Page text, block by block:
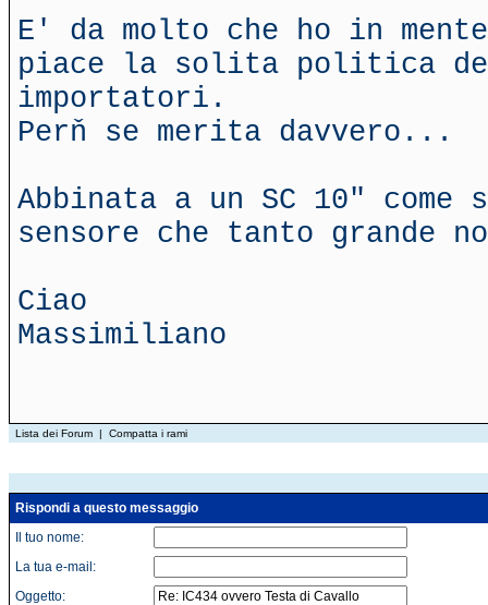
E' da molto che ho in
piace la solita politica
importatori.
Perň se merita davvero...
Abbinata a un SC 10"
sensore che tanto grande
Ciao
Massimiliano
Lista dei Forum | Compatta i rami
Rispondi a questo messaggio
Il tuo nome:
La tua e-mail:
Oggetto: